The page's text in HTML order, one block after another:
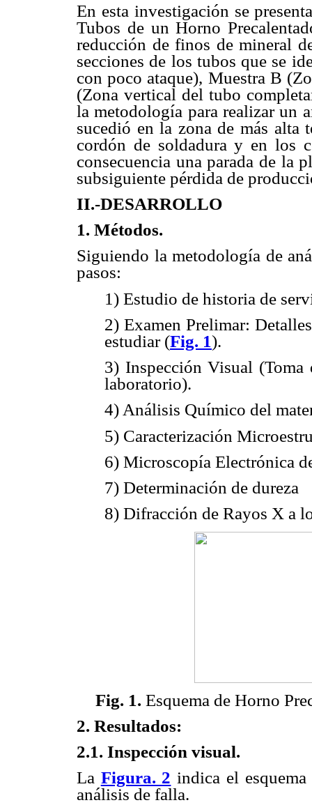
En esta investigación se
Tubos de un Horno
reducción de finos de mineral
secciones de los tubos que se
con poco ataque), Muestra B
(Zona vertical del tubo
la metodología para realizar un
sucedió en la zona de más alta
cordón de soldadura y en los
consecuencia una parada de la
subsiguiente pérdida de
II.-DESARROLLO
1. Métodos.
Siguiendo la metodología de
pasos:
1) Estudio de historia de
2) Examen Prelimar:
estudiar (Fig. 1).
3) Inspección Visual
laboratorio).
4) Análisis Químico del
5) Caracterización
6) Microscopía Electrónica
7) Determinación de dureza
8) Difracción de Rayos X a
Fig. 1. Esquema de Horno
2. Resultados:
2.1. Inspección visual.
La Figura. 2 indica el
análisis de falla.